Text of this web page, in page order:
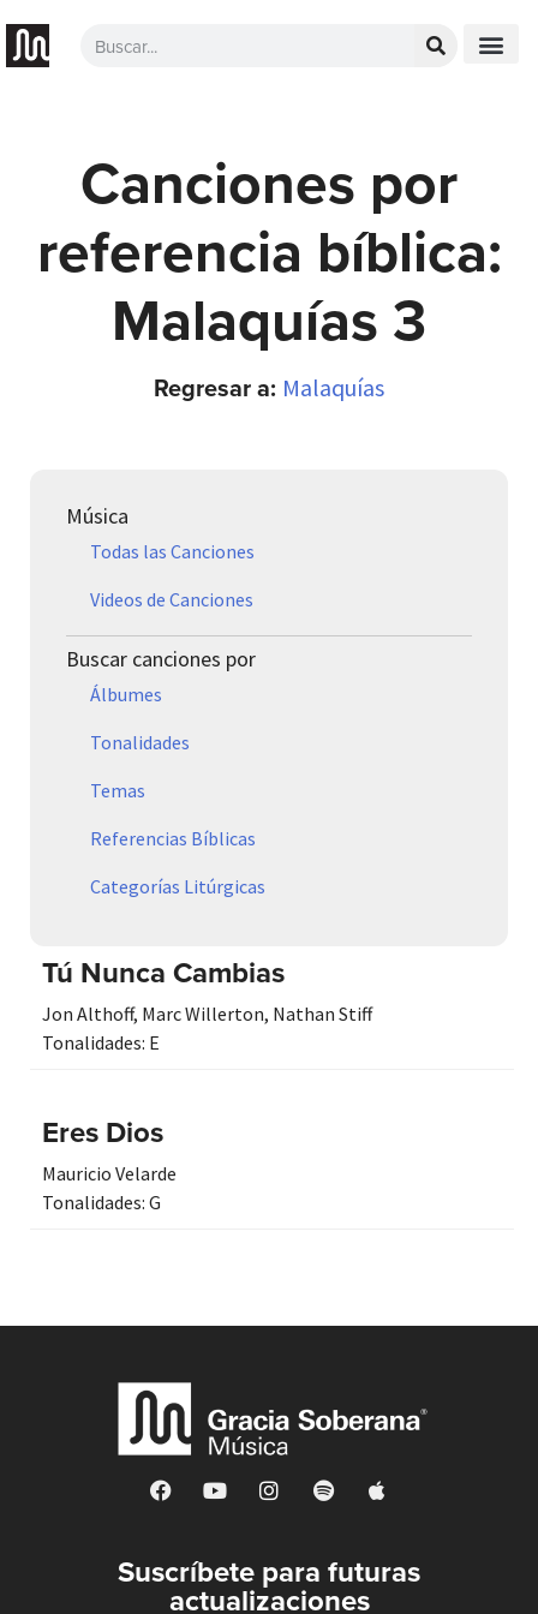
Canciones por
referencia bíblica:
Malaquías 3
Regresar a: Malaquías
Música
Todas las Canciones
Videos de Canciones
Buscar canciones por
Álbumes
Tonalidades
Temas
Referencias Bíblicas
Categorías Litúrgicas
Tú Nunca Cambias
Jon Althoff, Marc Willerton, Nathan Stiff
Tonalidades: E
Eres Dios
Mauricio Velarde
Tonalidades: G
Suscríbete para futuras
actualizaciones